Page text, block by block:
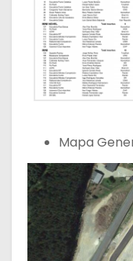
Mapa